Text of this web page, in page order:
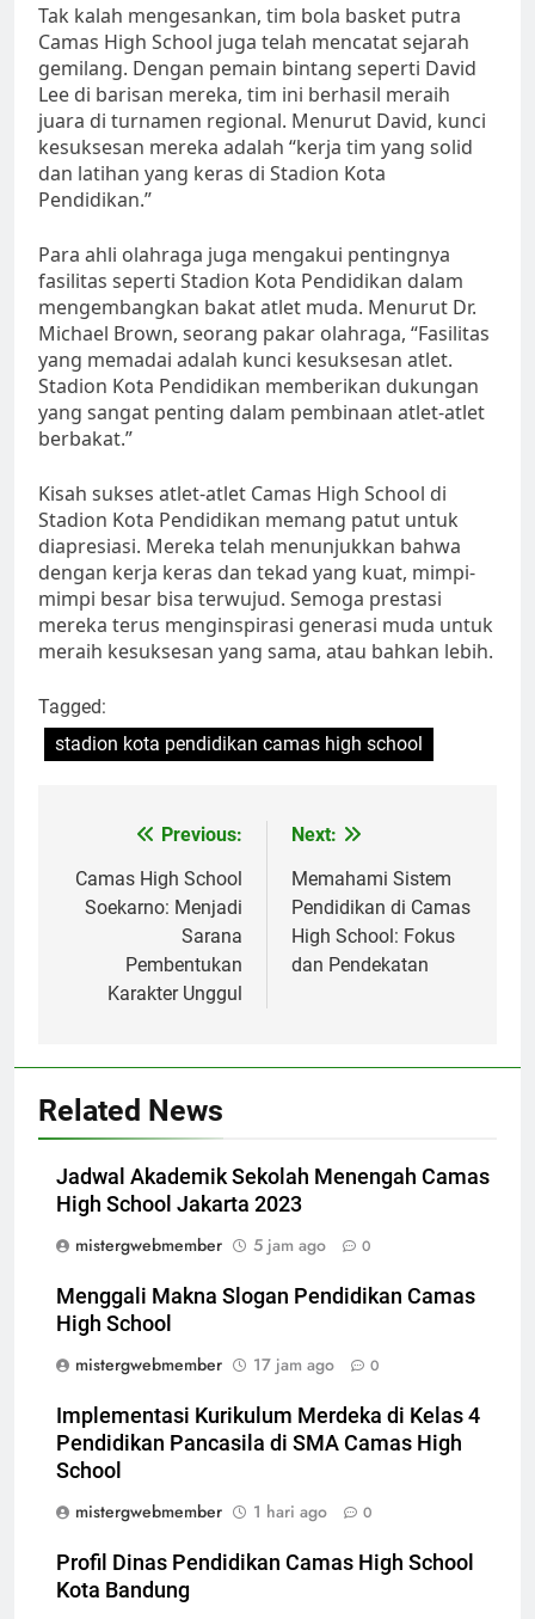
Tak kalah mengesankan, tim bola basket putra
Camas High School juga telah mencatat sejarah
gemilang. Dengan pemain bintang seperti David
Lee di barisan mereka, tim ini berhasil meraih
juara di turnamen regional. Menurut David, kunci
kesuksesan mereka adalah “kerja tim yang solid
dan latihan yang keras di Stadion Kota
Pendidikan.”
Para ahli olahraga juga mengakui pentingnya
fasilitas seperti Stadion Kota Pendidikan dalam
mengembangkan bakat atlet muda. Menurut Dr.
Michael Brown, seorang pakar olahraga, “Fasilitas
yang memadai adalah kunci kesuksesan atlet.
Stadion Kota Pendidikan memberikan dukungan
yang sangat penting dalam pembinaan atlet-atlet
berbakat.”
Kisah sukses atlet-atlet Camas High School di
Stadion Kota Pendidikan memang patut untuk
diapresiasi. Mereka telah menunjukkan bahwa
dengan kerja keras dan tekad yang kuat, mimpi-
mimpi besar bisa terwujud. Semoga prestasi
mereka terus menginspirasi generasi muda untuk
meraih kesuksesan yang sama, atau bahkan lebih.
Tagged:
stadion kota pendidikan camas high school
Navigasi
pos
Previous:
Camas High School
Soekarno: Menjadi
Sarana
Pembentukan
Karakter Unggul
Next:
Memahami Sistem
Pendidikan di Camas
High School: Fokus
dan Pendekatan
Related News
Jadwal Akademik Sekolah Menengah Camas
High School Jakarta 2023
mistergwebmember
5 jam ago 0
Menggali Makna Slogan Pendidikan Camas
High School
mistergwebmember
17 jam ago 0
Implementasi Kurikulum Merdeka di Kelas 4
Pendidikan Pancasila di SMA Camas High
School
mistergwebmember
1 hari ago 0
Profil Dinas Pendidikan Camas High School
Kota Bandung